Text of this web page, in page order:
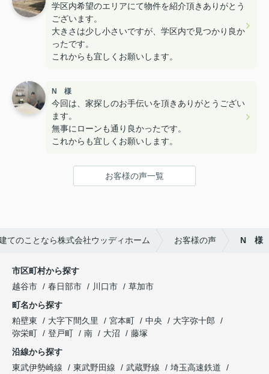
学区内希望のエリアにて物件を紹介頂きありがとう
ございます。
大きさは少し小さいですが、学区内で見つかり良か
ったです。
これからも宜しくお願いします。
N 様
今回は、家探しのお手伝いを頂きありがとうござい
ます。
無事にローンも通り良かったです。
これからも宜しくお願いします。
お客様の声一覧
てのことなら株式会社ウッディホーム お客様の声 N 様
市区町村から探す
越谷市
春日部市 川口市
草加市
町名から探す
粕壁東
大字下間久里 宮本町 中央
大字弥十郎
弥栄町
登戸町 南 大沼
藤塚
沿線から探す
東武伊勢崎線
東武野田線 武蔵野線
埼玉高速鉄道